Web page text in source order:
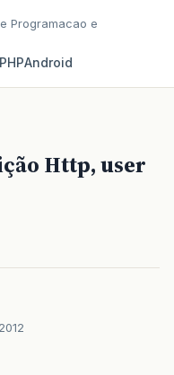
Programacao e
PHPAndroid
Http, user